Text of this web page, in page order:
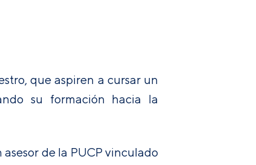
que aspiren a cursar un
su formación hacia la
de la PUCP vinculado